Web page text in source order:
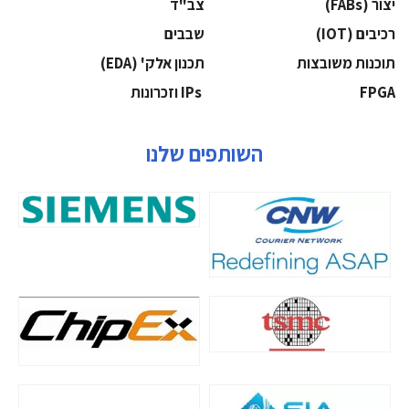
‫יצור (‪(FABs‬‬
‫צב"ד‬
‫רכיבים‬ (IOT)
‫שבבים‬
‫תוכנות משובצות‬
‫תכנון אלק' (‪(EDA‬‬
‫‪FPGA‬‬
השותפים שלנו